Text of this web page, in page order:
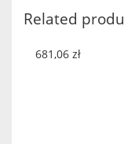
1998
quantity
Related
681,06 zł